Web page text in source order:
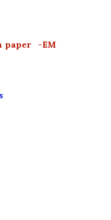
paper -EM